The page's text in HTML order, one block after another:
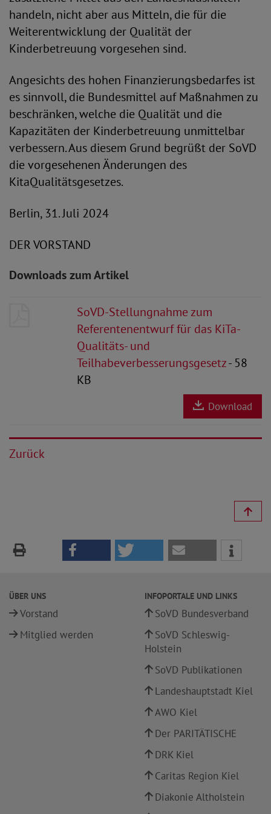
handeln, nicht aber aus Mitteln, die für die
Weiterentwicklung der Qualität der
Kinderbetreuung vorgesehen sind.
Angesichts des hohen Finanzierungsbedarfes ist
es sinnvoll, die Bundesmittel auf Maßnahmen zu
beschränken, welche die Qualität und die
Kapazitäten der Kinderbetreuung unmittelbar
verbessern. Aus diesem Grund begrüßt der SoVD
die vorgesehenen Änderungen des
KitaQualitätsgesetzes.
Berlin, 31. Juli 2024
DER VORSTAND
Downloads zum Artikel
SoVD-Stellungnahme zum
Referentenentwurf für das KiTa-
Qualitäts- und
Teilhabeverbesserungsgesetz- 58
KB
Download
Zurück
ÜBER UNS
Vorstand
Mitglied werden
INFOPORTALE UND LINKS
SoVD Bundesverband
SoVD Schleswig-
Holstein
SoVD Publikationen
Landeshauptstadt Kiel
AWO Kiel
Der PARITÄTISCHE
DRK Kiel
Caritas Region Kiel
Diakonie Altholstein